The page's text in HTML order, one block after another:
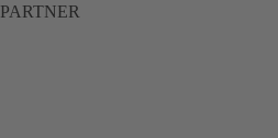
PARTNER